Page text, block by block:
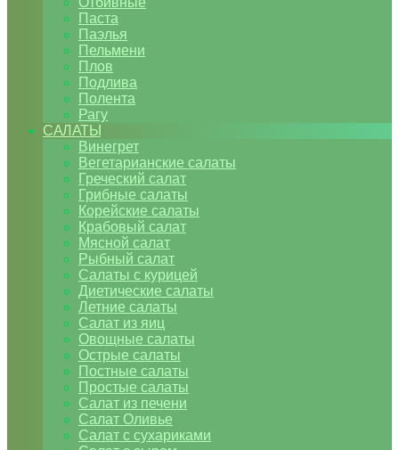
Паста
Паэлья
Пельмени
Плов
Подлива
Полента
Рагу
САЛАТЫ
Винегрет
Вегетарианские салаты
Греческий салат
Грибные салаты
Корейские салаты
Крабовый салат
Мясной салат
Рыбный салат
Салаты с курицей
Диетические салаты
Летние салаты
Салат из яиц
Овощные салаты
Острые салаты
Постные салаты
Простые салаты
Салат из печени
Салат Оливье
Салат с сухариками